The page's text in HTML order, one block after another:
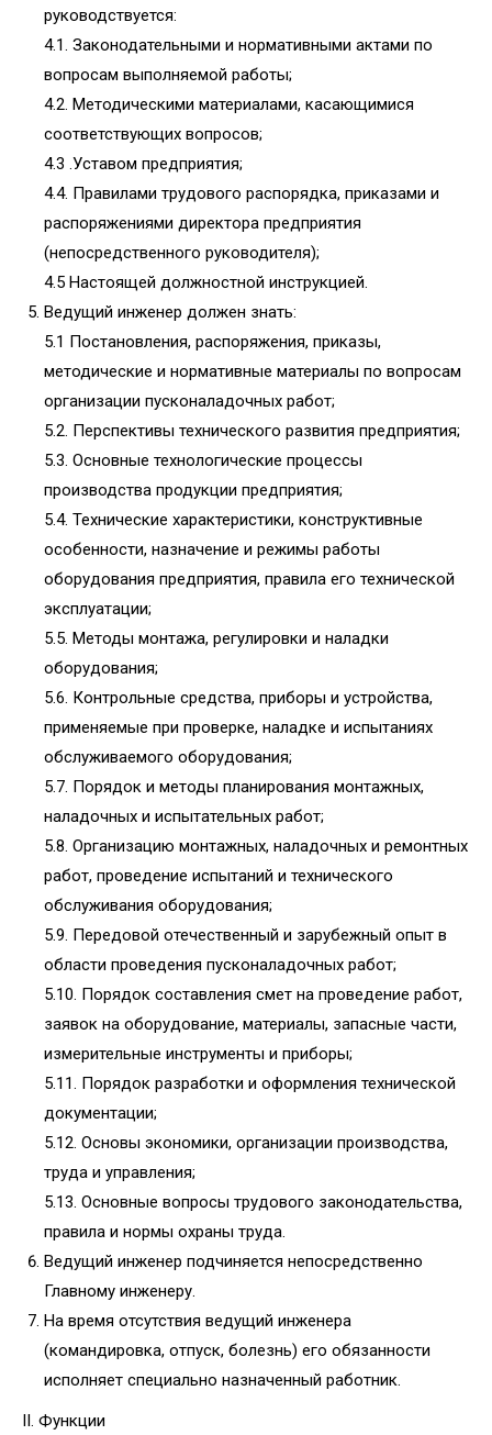
руководствуется:
4.1. Законодательными и нормативными актами по
вопросам выполняемой работы;
4.2. Методическими материалами, касающимися
соответствующих вопросов;
4.3 .Уставом предприятия;
4.4. Правилами трудового распорядка, приказами и
распоряжениями директора предприятия
(непосредственного руководителя);
4.5 Настоящей должностной инструкцией.
Ведущий инженер должен знать:
5.1 Постановления, распоряжения, приказы,
методические и нормативные материалы по вопросам
организации пусконаладочных работ;
5.2. Перспективы технического развития предприятия;
5.3. Основные технологические процессы
производства продукции предприятия;
5.4. Технические характеристики, конструктивные
особенности, назначение и режимы работы
оборудования предприятия, правила его технической
эксплуатации;
5.5. Методы монтажа, регулировки и наладки
оборудования;
5.6. Контрольные средства, приборы и устройства,
применяемые при проверке, наладке и испытаниях
обслуживаемого оборудования;
5.7. Порядок и методы планирования монтажных,
наладочных и испытательных работ;
5.8. Организацию монтажных, наладочных и ремонтных
работ, проведение испытаний и технического
обслуживания оборудования;
5.9. Передовой отечественный и зарубежный опыт в
области проведения пусконаладочных работ;
5.10. Порядок составления смет на проведение работ,
заявок на оборудование, материалы, запасные части,
измерительные инструменты и приборы;
5.11. Порядок разработки и оформления технической
документации;
5.12. Основы экономики, организации производства,
труда и управления;
5.13. Основные вопросы трудового законодательства,
правила и нормы охраны труда.
Ведущий инженер подчиняется непосредственно
Главному инженеру.
На время отсутствия ведущий инженера
(командировка, отпуск, болезнь) его обязанности
исполняет специально назначенный работник.
II. Функции